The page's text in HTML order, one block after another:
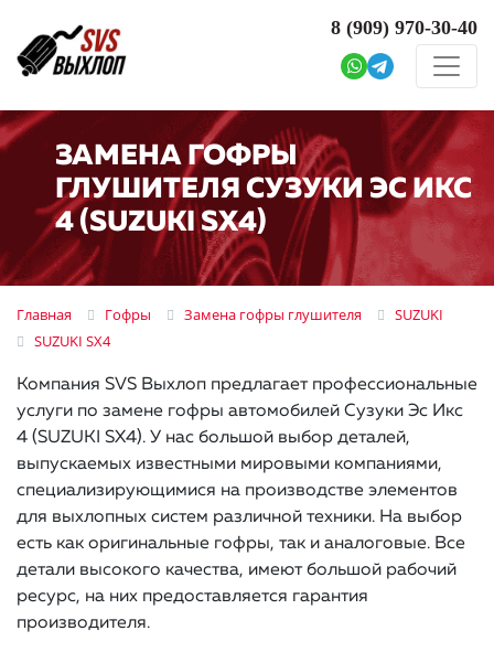
8 (909) 970-30-40
ЗАМЕНА ГОФРЫ
ГЛУШИТЕЛЯ СУЗУКИ ЭС ИКС
4 (SUZUKI SX4)
Главная Гофры Замена гофры глушителя
SUZUKI
SUZUKI SX4
Компания SVS Выхлоп предлагает профессиональные
услуги по замене гофры автомобилей Сузуки Эс Икс
4 (SUZUKI SX4). У нас большой выбор деталей,
выпускаемых известными мировыми компаниями,
специализирующимися на производстве элементов
для выхлопных систем различной техники. На выбор
есть как оригинальные гофры, так и аналоговые. Все
детали высокого качества, имеют большой рабочий
ресурс, на них предоставляется гарантия
производителя.